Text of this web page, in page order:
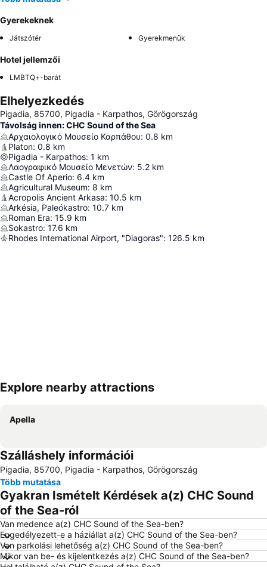
Gyerekeknek
Játszótér Gyerekmenük
Hotel jellemzői
LMBTQ+-barát
Elhelyezkedés
Pigadia, 85700, Pigadia - Karpathos, Görögország
Távolság innen: CHC Sound of the Sea
Αρχαιολογικό Μουσείο Καρπάθου: 0.8 km
Platon: 0.8 km
Pigadia - Karpathos: 1 km
Λαογραφικό Μουσείο Μενετών: 5.2 km
Castle Of Aperio: 6.4 km
Agricultural Museum: 8 km
Acropolis Ancient Arkasa: 10.5 km
Arkésia, Paleókastro: 10.7 km
Roman Era: 15.9 km
Sokastro: 17.6 km
Rhodes International Airport, "Diagoras": 126.5 km
Nagy méretű térkép
Explore nearby attractions
Apella
Szálláshely információi
Pigadia, 85700, Pigadia - Karpathos, Görögország
Több mutatása
Gyakran Ismételt Kérdések a(z) CHC Sound
of the Sea-ról
Van medence a(z) CHC Sound of the Sea-ben?
Engedélyezett-e a háziállat a(z) CHC Sound of the Sea-ben?
Van parkolási lehetőség a(z) CHC Sound of the Sea-ben?
Mikor van be- és kijelentkezés a(z) CHC Sound of the Sea-ben?